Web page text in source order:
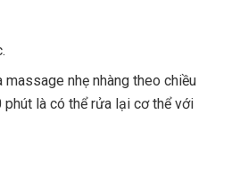
massage nhẹ nhàng theo chiều
là có thể rửa lại cơ thể với